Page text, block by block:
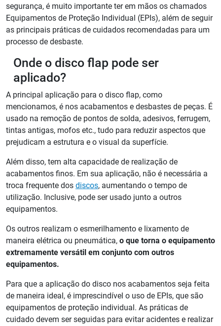
segurança, é muito importante ter em mãos os chamados
Equipamentos de Proteção Individual (EPIs), além de seguir
as principais práticas de cuidados recomendadas para um
processo de desbaste.
Onde o disco flap pode ser
aplicado?
A principal aplicação para o disco flap, como
mencionamos, é nos acabamentos e desbastes de peças. É
usado na remoção de pontos de solda, adesivos, ferrugem,
tintas antigas, mofos etc., tudo para reduzir aspectos que
prejudicam a estrutura e o visual da superfície.
Além disso, tem alta capacidade de realização de
acabamentos finos. Em sua aplicação, não é necessária a
troca frequente dos discos, aumentando o tempo de
utilização. Inclusive, pode ser usado junto a outros
equipamentos.
Os outros realizam o esmerilhamento e lixamento de
maneira elétrica ou pneumática, o que torna o equipamento
extremamente versátil em conjunto com outros
equipamentos.
Para que a aplicação do disco nos acabamentos seja feita
de maneira ideal, é imprescindível o uso de EPIs, que são
equipamentos de proteção individual. As práticas de
cuidado devem ser seguidas para evitar acidentes e realizar